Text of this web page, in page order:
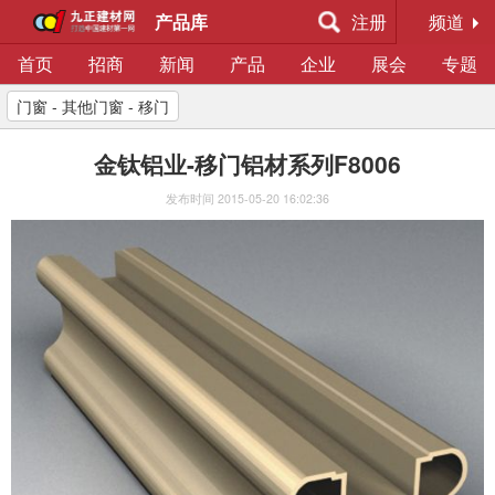
产品库 注册
频道
首页
招商 新闻 产品 企业 展会 专题
门窗 - 其他门窗 - 移门
金钛铝业-移门铝材系列F8006
发布时间 2015-05-20 16:02:36